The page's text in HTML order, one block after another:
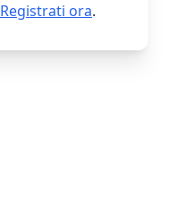
Registrati ora.